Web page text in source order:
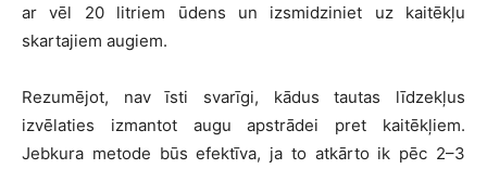
ar vēl 20 litriem ūdens un izsmidziniet uz kaitēkļu
skartajiem augiem.
Rezumējot, nav īsti svarīgi, kādus tautas līdzekļus
izvēlaties izmantot augu apstrādei pret kaitēkļiem.
Jebkura metode būs efektīva, ja to atkārto ik pēc 2–3